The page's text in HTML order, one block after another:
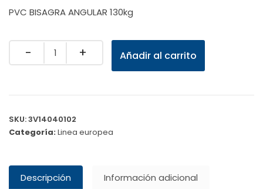
PVC BISAGRA ANGULAR 130kg
Quantity Añadir al carrito
SKU:3V14040102
Categoría:Linea europea
Descripción Información adicional